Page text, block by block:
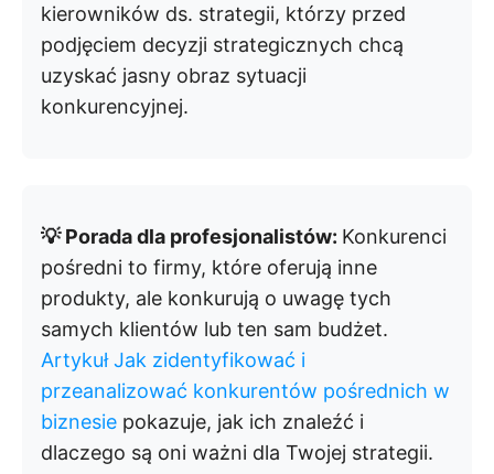
kierowników ds. strategii, którzy przed
podjęciem decyzji strategicznych chcą
uzyskać jasny obraz sytuacji
konkurencyjnej.
💡 Porada dla profesjonalistów: Konkurenci
pośredni to firmy, które oferują inne
produkty, ale konkurują o uwagę tych
samych klientów lub ten sam budżet.
Artykuł Jak zidentyfikować i
przeanalizować konkurentów pośrednich w
biznesie pokazuje, jak ich znaleźć i
dlaczego są oni ważni dla Twojej strategii.